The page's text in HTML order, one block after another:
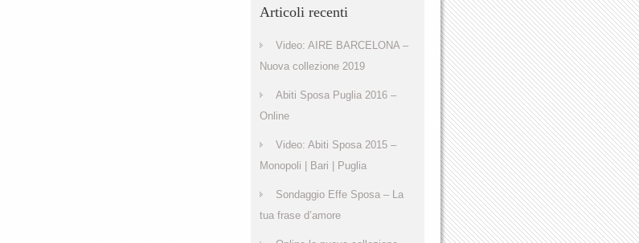
Articoli recenti
Video: AIRE BARCELONA –
Nuova collezione 2019
Abiti Sposa Puglia 2016 –
Online
Video: Abiti Sposa 2015 –
Monopoli | Bari | Puglia
Sondaggio Effe Sposa – La
tua frase d’amore